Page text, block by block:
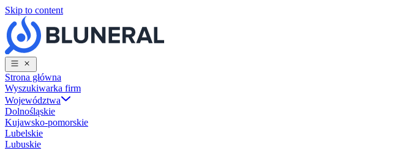
Skip to content
Strona główna
Wyszukiwarka firm
Województwa
Dolnośląskie
Kujawsko-pomorskie
Lubelskie
Lubuskie